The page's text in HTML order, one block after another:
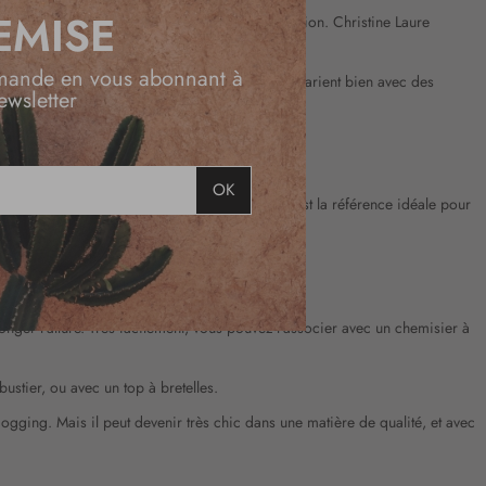
la référence idéale dans notre collection. Christine Laure
camel par exemple. Deux nuances qui se marient bien avec des
et à la taille entièrement élastiquée. C’est la référence idéale pour
l’allure. Très facilement, vous pouvez l’associer avec un chemisier à
ou avec un top à bretelles.
Mais il peut devenir très chic dans une matière de qualité, et avec
en vous abonnant à
OK